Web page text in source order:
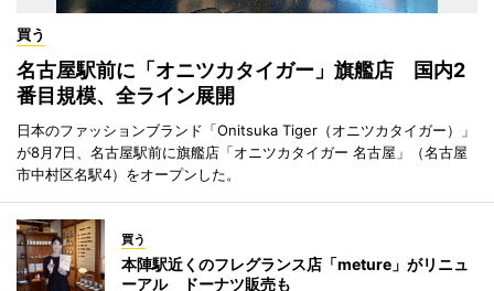
買う
名古屋駅前に「オニツカタイガー」旗艦店 国内2
番目規模、全ライン展開
日本のファッションブランド「Onitsuka Tiger（オニツカタイガー）」
が8月7日、名古屋駅前に旗艦店「オニツカタイガー 名古屋」（名古屋
市中村区名駅4）をオープンした。
買う
本陣駅近くのフレグランス店「meture」がリニュ
ーアル ドーナツ販売も